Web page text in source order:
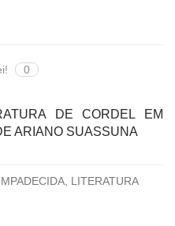
0
DE CORDEL EM
ARIANO SUASSUNA
LITERATURA